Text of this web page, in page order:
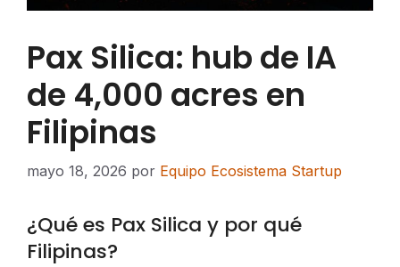
Pax Silica: hub de IA
de 4,000 acres en
Filipinas
mayo 18, 2026 por Equipo Ecosistema Startup
¿Qué es Pax Silica y por qué
Filipinas?